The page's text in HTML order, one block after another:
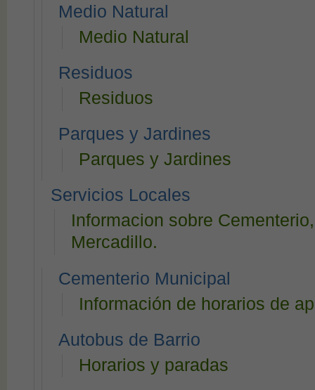
Medio Natural
Medio Natural
Residuos
Residuos
Parques y Jardines
Parques y Jardines
Servicios Locales
Informacion sobre
Mercadillo.
Cementerio Municipal
Información de horarios de
Autobus de Barrio
Horarios y paradas